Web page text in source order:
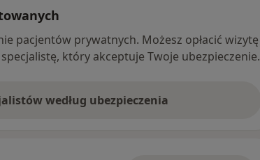
pacjentów prywatnych. Możesz opłacić wizytę
który akceptuje Twoje ubezpieczenie.
według ubezpieczenia